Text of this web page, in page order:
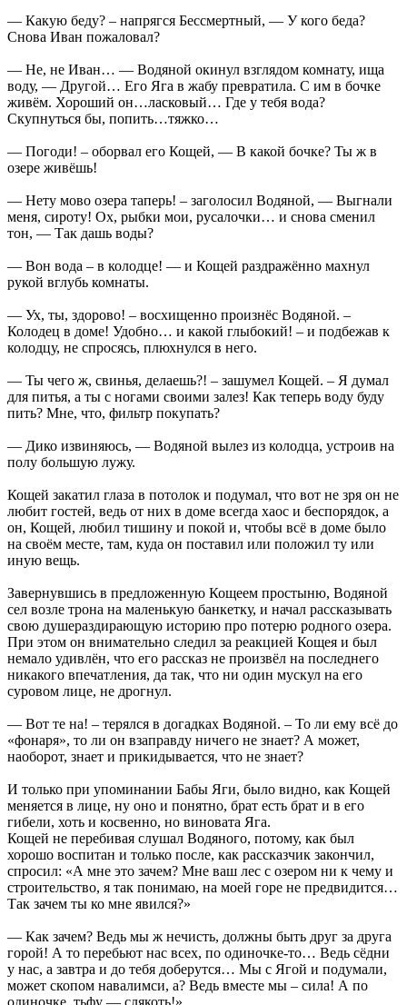
— Какую беду? – напрягся Бессмертный, — У кого беда?
Снова Иван пожаловал?
— Не, не Иван… — Водяной окинул взглядом комнату, ища
воду, — Другой… Его Яга в жабу превратила. С им в бочке
живём. Хороший он…ласковый… Где у тебя вода?
Скупнуться бы, попить…тяжко…
— Погоди! – оборвал его Кощей, — В какой бочке? Ты ж в
озере живёшь!
— Нету мово озера таперь! – заголосил Водяной, — Выгнали
меня, сироту! Ох, рыбки мои, русалочки… и снова сменил
тон, — Так дашь воды?
— Вон вода – в колодце! — и Кощей раздражённо махнул
рукой вглубь комнаты.
— Ух, ты, здорово! – восхищенно произнёс Водяной. –
Колодец в доме! Удобно… и какой глыбокий! – и подбежав к
колодцу, не спросясь, плюхнулся в него.
— Ты чего ж, свинья, делаешь?! – зашумел Кощей. – Я думал
для питья, а ты с ногами своими залез! Как теперь воду буду
пить? Мне, что, фильтр покупать?
— Дико извиняюсь, — Водяной вылез из колодца, устроив на
полу большую лужу.
Кощей закатил глаза в потолок и подумал, что вот не зря он не
любит гостей, ведь от них в доме всегда хаос и беспорядок, а
он, Кощей, любил тишину и покой и, чтобы всё в доме было
на своём месте, там, куда он поставил или положил ту или
иную вещь.
Завернувшись в предложенную Кощеем простыню, Водяной
сел возле трона на маленькую банкетку, и начал рассказывать
свою душераздирающую историю про потерю родного озера.
При этом он внимательно следил за реакцией Кощея и был
немало удивлён, что его рассказ не произвёл на последнего
никакого впечатления, да так, что ни один мускул на его
суровом лице, не дрогнул.
— Вот те на! – терялся в догадках Водяной. – То ли ему всё до
«фонаря», то ли он взаправду ничего не знает? А может,
наоборот, знает и прикидывается, что не знает?
И только при упоминании Бабы Яги, было видно, как Кощей
меняется в лице, ну оно и понятно, брат есть брат и в его
гибели, хоть и косвенно, но виновата Яга.
Кощей не перебивая слушал Водяного, потому, как был
хорошо воспитан и только после, как рассказчик закончил,
спросил: «А мне это зачем? Мне ваш лес с озером ни к чему и
строительство, я так понимаю, на моей горе не предвидится…
Так зачем ты ко мне явился?»
— Как зачем? Ведь мы ж нечисть, должны быть друг за друга
горой! А то перебьют нас всех, по одиночке-то… Ведь сёдни
у нас, а завтра и до тебя доберутся… Мы с Ягой и подумали,
может скопом навалимси, а? Ведь вместе мы – сила! А по
одиночке, тьфу — слякоть!»